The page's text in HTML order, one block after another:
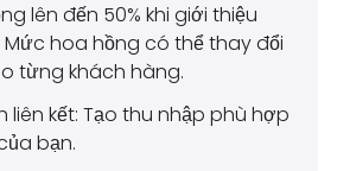
lên đến 50% khi giới thiệu
hoa hồng có thể thay đổi
từng khách hàng.
liên kết: Tạo thu nhập phù hợp
bạn.